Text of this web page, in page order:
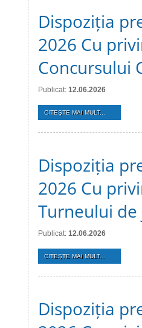
Dispoziția
2026 Cu
Concursului
Publicat: 12.06.2026
CITEŞTE MAI MULT...
Dispoziția
2026 Cu
Turneului de
Publicat: 12.06.2026
CITEŞTE MAI MULT...
Dispoziția